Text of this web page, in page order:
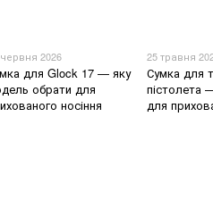
2026
для Glock 17 — яку
обрати для
носіння
25 травня
Сумка для
пістолета
для